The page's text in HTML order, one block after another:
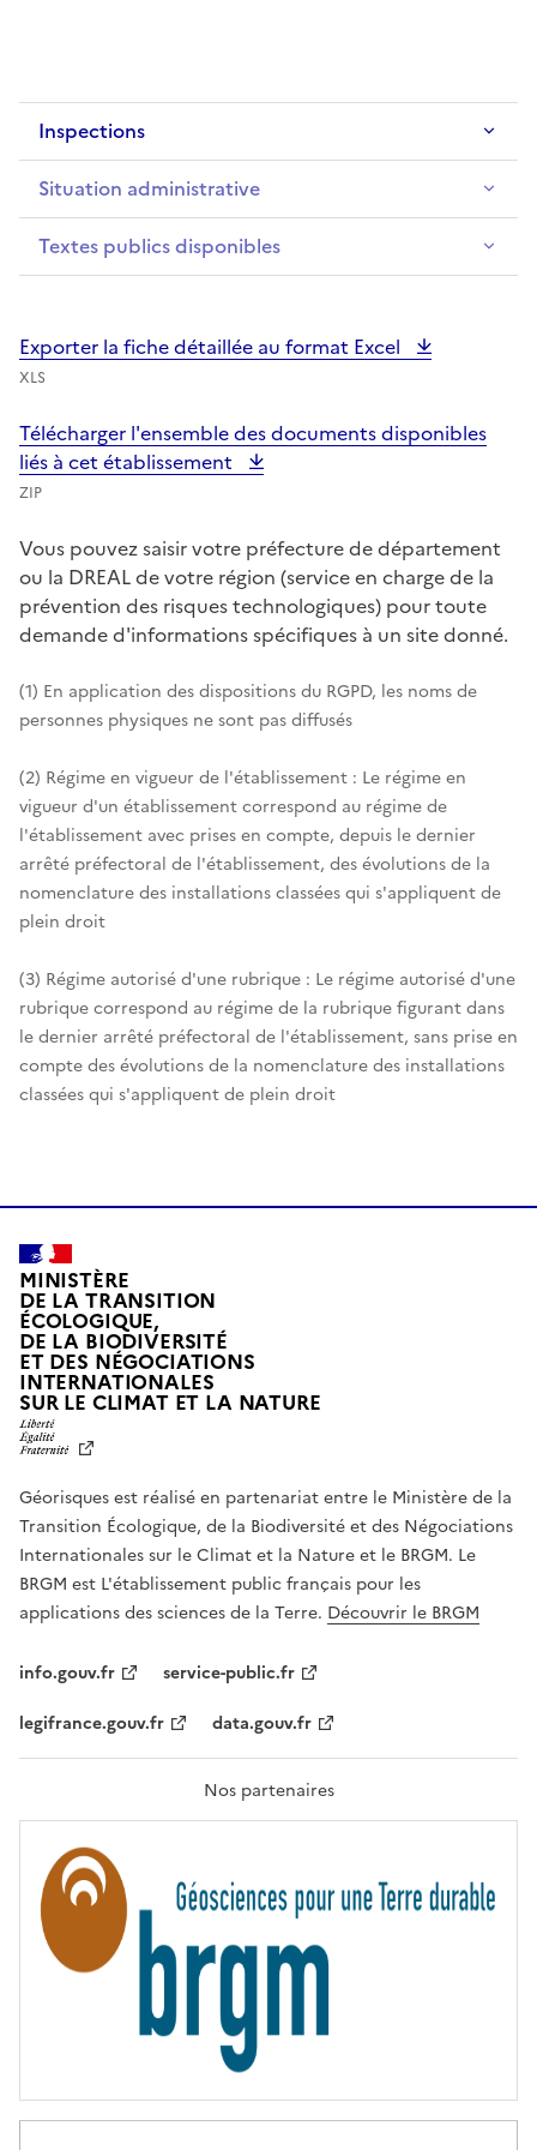
Inspections
Situation administrative
Textes publics disponibles
Exporter la fiche détaillée au format Excel
XLS
Télécharger l'ensemble des documents disponibles
liés à cet établissement
ZIP
Vous pouvez saisir votre préfecture de département
ou la DREAL de votre région (service en charge de la
prévention des risques technologiques) pour toute
demande d'informations spécifiques à un site donné.
(1) En application des dispositions du RGPD, les noms de
personnes physiques ne sont pas diffusés
(2) Régime en vigueur de l'établissement : Le régime en
vigueur d'un établissement correspond au régime de
l'établissement avec prises en compte, depuis le dernier
arrêté préfectoral de l'établissement, des évolutions de la
nomenclature des installations classées qui s'appliquent de
plein droit
(3) Régime autorisé d'une rubrique : Le régime autorisé d'une
rubrique correspond au régime de la rubrique figurant dans
le dernier arrêté préfectoral de l'établissement, sans prise en
compte des évolutions de la nomenclature des installations
classées qui s'appliquent de plein droit
MINISTÈRE
DE LA TRANSITION
ÉCOLOGIQUE,
DE LA BIODIVERSITÉ
ET DES NÉGOCIATIONS
INTERNATIONALES
SUR LE CLIMAT ET LA NATUREL
T
É
,
É
G
A
L
F
A
T
R
T
É
Géorisques est réalisé en partenariat entre le Ministère de la
Transition Écologique, de la Biodiversité et des Négociations
Internationales sur le Climat et la Nature et le BRGM. Le
BRGM est L'établissement public français pour les
applications des sciences de la Terre. Découvrir le BRGM
info.gouv.fr
service-public.fr
legifrance.gouv.fr
data.gouv.fr
Nos partenaires